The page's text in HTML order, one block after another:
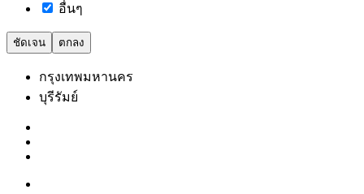
อื่นๆ
ชัดเจน ตกลง
กรุงเทพมหานคร
บุรีรัมย์